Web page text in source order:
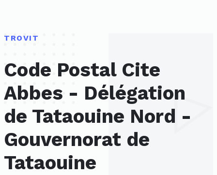
TROVIT
Code Postal Cite
Abbes - Délégation
de Tataouine Nord -
Gouvernorat de
Tataouine